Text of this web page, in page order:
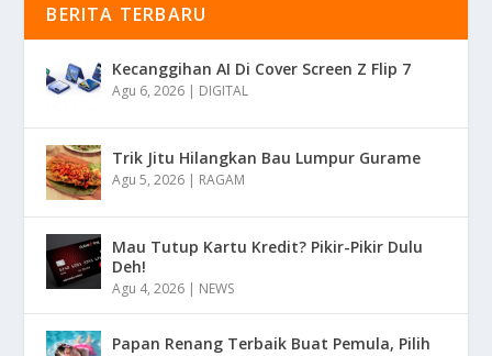
BERITA TERBARU
Kecanggihan AI Di Cover Screen Z Flip 7
Agu 6, 2026 | DIGITAL
Trik Jitu Hilangkan Bau Lumpur Gurame
Agu 5, 2026 | RAGAM
Mau Tutup Kartu Kredit? Pikir-Pikir Dulu
Deh!
Agu 4, 2026 | NEWS
Papan Renang Terbaik Buat Pemula, Pilih